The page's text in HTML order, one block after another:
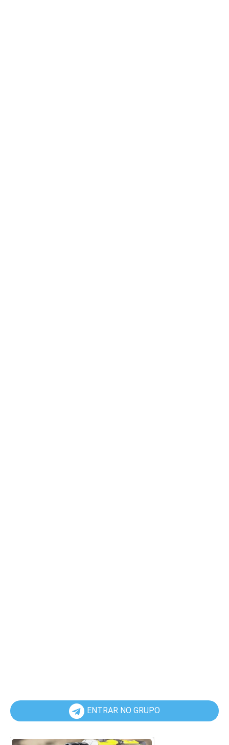
ENTRAR NO GRUPO